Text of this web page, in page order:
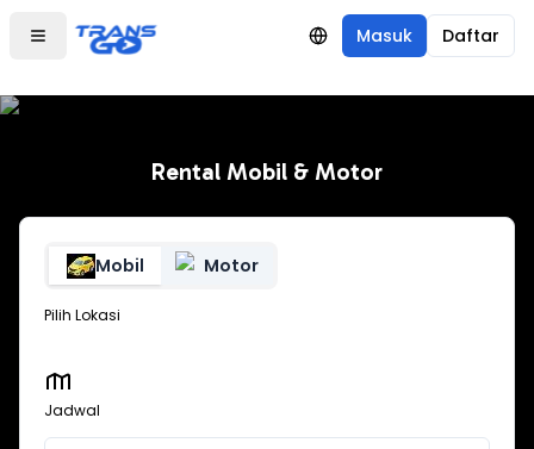
Masuk Daftar
Rental Mobil & Motor
Mobil Motor
Pilih Lokasi
Jadwal